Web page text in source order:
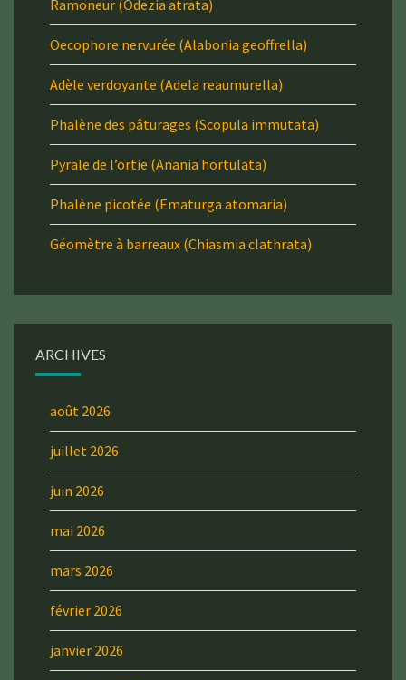
Ramoneur (Odezia atrata)
Oecophore nervurée (Alabonia geoffrella)
Adèle verdoyante (Adela reaumurella)
Phalène des pâturages (Scopula immutata)
Pyrale de l’ortie (Anania hortulata)
Phalène picotée (Ematurga atomaria)
Géomètre à barreaux (Chiasmia clathrata)
ARCHIVES
août 2026
juillet 2026
juin 2026
mai 2026
mars 2026
février 2026
janvier 2026